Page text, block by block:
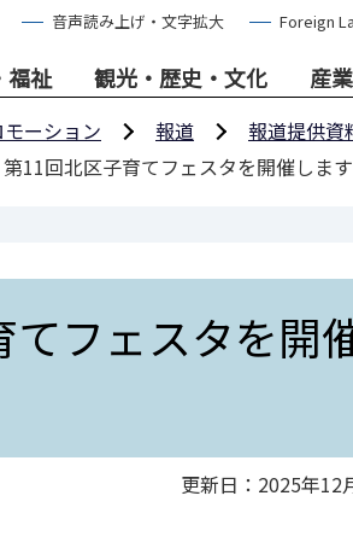
音声読み上げ・文字拡大 Foreign
福祉 観光・歴史・文化 産
ーション 報道
報道提供資
11回北区子育てフェスタを開催します
フェスタを開
更新日：2025年12